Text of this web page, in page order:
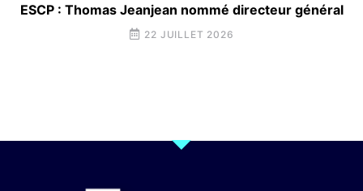
ESCP : Thomas Jeanjean nommé directeur général
22 JUILLET 2026